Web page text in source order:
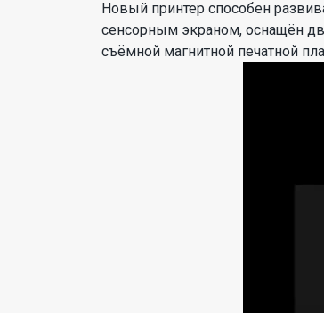
Новый принтер способен
сенсорным экраном, оснащён
съёмной магнитной печатной